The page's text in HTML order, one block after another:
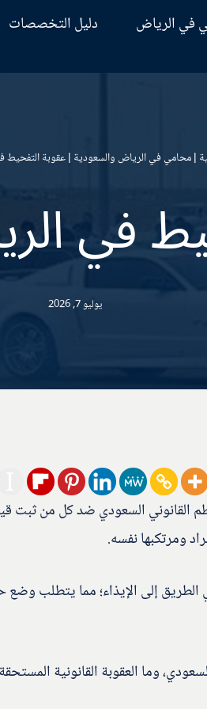
في الرياض دليل التخصصات
|محامي في الرياض والسعودية |عقوبة التفحيط
في
يوليو 7, 2026
القانوني السعودي ضد كل من ثبت
ومرتكبها نفسه.
إلى الإيذاء؛ مما يتطلب وضع
وما العقوبة القانونية